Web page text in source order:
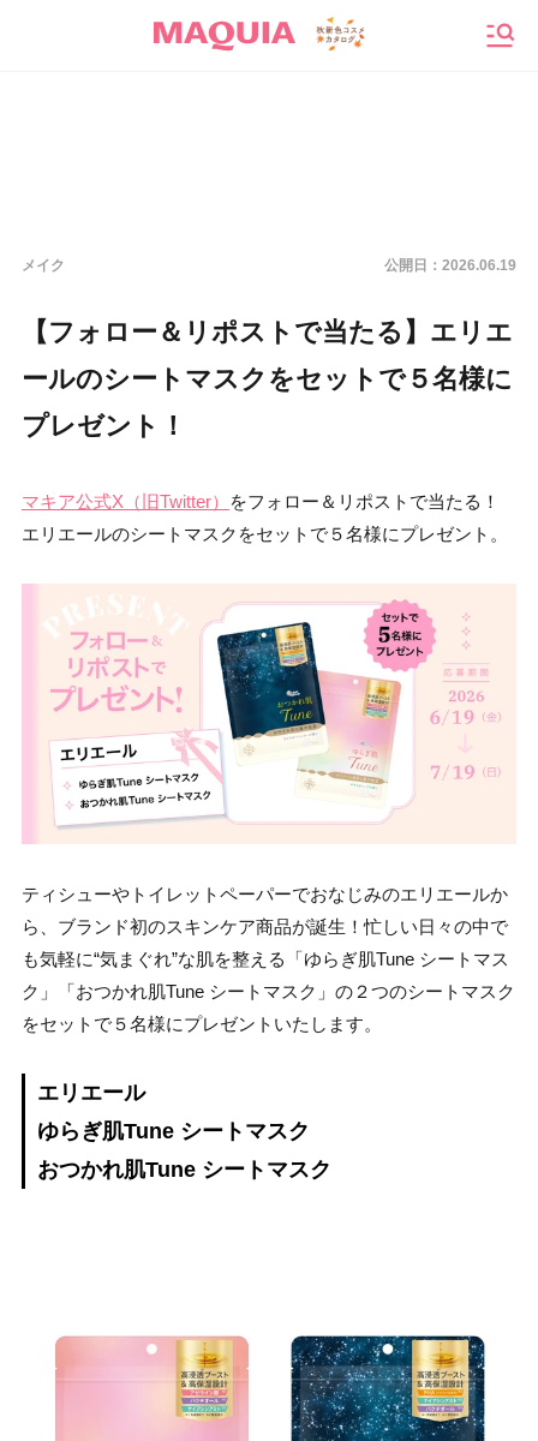
メイク 公開日： 2026.06.19
【フォロー＆リポストで当たる】エリエ
ールのシートマスクをセットで５名様に
プレゼント！
マキア公式X（旧Twitter）
をフォロー＆リポストで当たる！
エリエールのシートマスクをセットで５名様にプレゼント。
ティシューやトイレットペーパーでおなじみのエリエールか
ら、ブランド初のスキンケア商品が誕生！忙しい日々の中で
も気軽に“気まぐれ”な肌を整える「ゆらぎ肌Tune シートマス
ク」「おつかれ肌Tune シートマスク」の２つのシートマスク
をセットで５名様にプレゼントいたします。
エリエール
ゆらぎ肌Tune シートマスク
おつかれ肌Tune シートマスク